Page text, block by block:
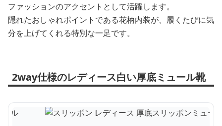
ファッションのアクセントとして活躍します。
隠れたおしゃれポイントである花柄内装が、履くたびに気
分を上げてくれる特別な一足です。
2way仕様のレディース白い厚底ミュール靴